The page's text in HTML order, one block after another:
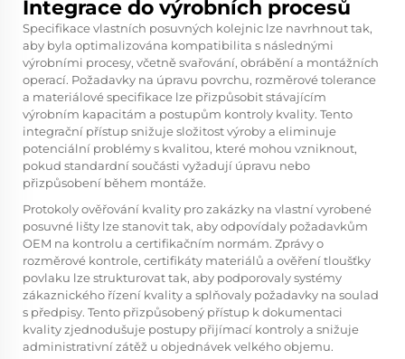
Integrace do výrobních procesů
Specifikace vlastních posuvných kolejnic lze navrhnout tak,
aby byla optimalizována kompatibilita s následnými
výrobními procesy, včetně svařování, obrábění a montážních
operací. Požadavky na úpravu povrchu, rozměrové tolerance
a materiálové specifikace lze přizpůsobit stávajícím
výrobním kapacitám a postupům kontroly kvality. Tento
integrační přístup snižuje složitost výroby a eliminuje
potenciální problémy s kvalitou, které mohou vzniknout,
pokud standardní součásti vyžadují úpravu nebo
přizpůsobení během montáže.
Protokoly ověřování kvality pro zakázky na vlastní vyrobené
posuvné lišty lze stanovit tak, aby odpovídaly požadavkům
OEM na kontrolu a certifikačním normám. Zprávy o
rozměrové kontrole, certifikáty materiálů a ověření tloušťky
povlaku lze strukturovat tak, aby podporovaly systémy
zákaznického řízení kvality a splňovaly požadavky na soulad
s předpisy. Tento přizpůsobený přístup k dokumentaci
kvality zjednodušuje postupy přijímací kontroly a snižuje
administrativní zátěž u objednávek velkého objemu.